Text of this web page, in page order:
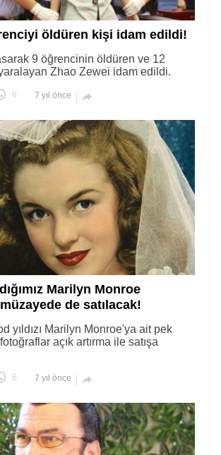
öldüren kişi idam edildi!
9 öğrencinin öldüren ve 12
Zhao Zewei idam edildi.
6 7 yıl önce 
Marilyn Monroe
de satılacak!
yıldızı Marilyn Monroe'ya ait pek
açık artırma ile satışa
6 7 yıl önce 